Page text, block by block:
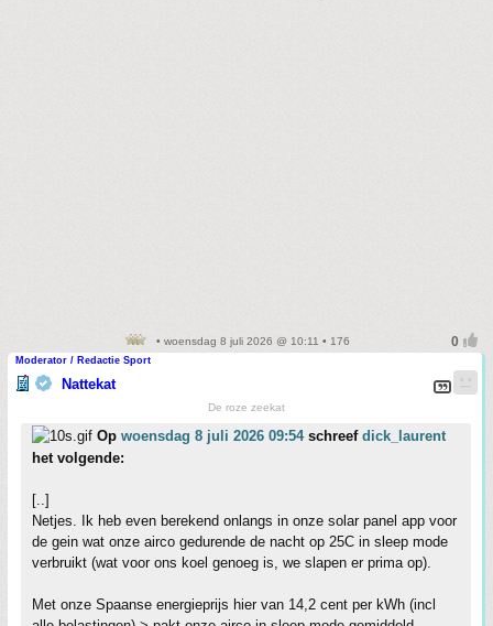
• woensdag 8 juli 2026 @ 10:11 • 176
Moderator / Redactie Sport
Nattekat
De roze zeekat
Op woensdag 8 juli 2026 09:54schreef dick_laurent
het volgende:
[..]
Netjes. Ik heb even berekend onlangs in onze solar panel app voor
de gein wat onze airco gedurende de nacht op 25C in sleep mode
verbruikt (wat voor ons koel genoeg is, we slapen er prima op).
Met onze Spaanse energieprijs hier van 14,2 cent per kWh (incl